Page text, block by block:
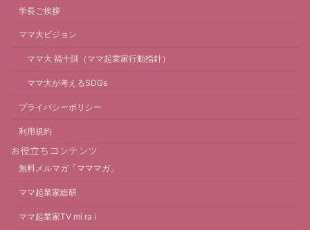
学長ご挨拶
ママ大ビジョン
ママ大 福十訓（ママ起業家行動指針）
ママ大が考えるSDGs
プライバシーポリシー
利用規約
お役立ちコンテンツ
無料メルマガ「マママガ」
ママ起業家総研
ママ起業家TV mi ra i